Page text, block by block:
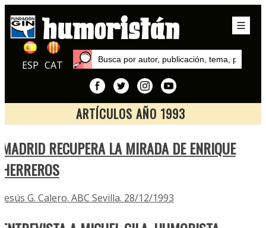
ESP CAT
ARTÍCULOS AÑO 1993
Artículos
MADRID RECUPERA LA MIRADA DE ENRIQUE
HERREROS
Jesús G. Calero. ABC Sevilla. 28/12/1993